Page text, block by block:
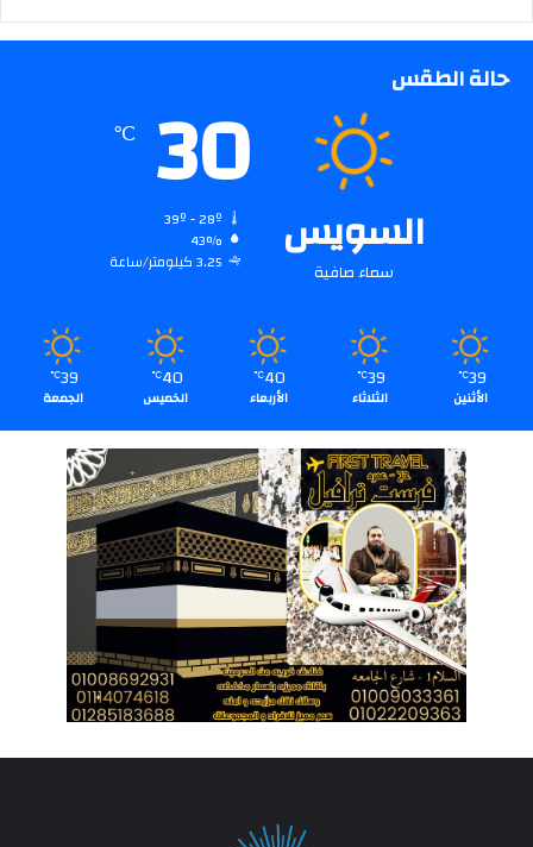
حالة الطقس
السويس
سماء صافية
30
℃
43%
3.25 كيلومتر/ساعة
39
℃
الأثنين
39
℃
الثلاثاء
40
℃
الأربعاء
40
℃
الخميس
39
℃
الجمعة